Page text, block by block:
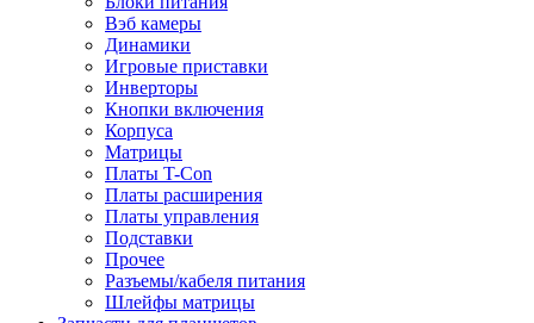
Вэб камеры
Динамики
Игровые приставки
Инверторы
Кнопки включения
Корпуса
Матрицы
Платы T-Con
Платы расширения
Платы управления
Подставки
Прочее
Разъемы/кабеля питания
Шлейфы матрицы